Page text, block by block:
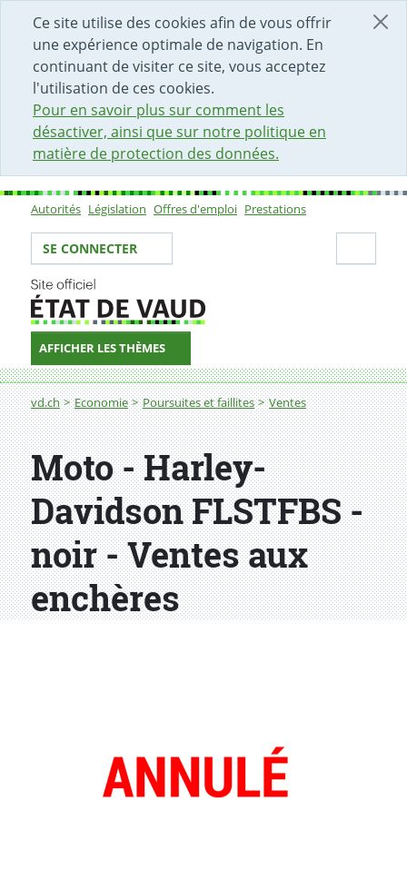
Ce site utilise des cookies afin de vous offrir
une expérience optimale de navigation. En
continuant de visiter ce site, vous acceptez
l'utilisation de ces cookies.
Pour en savoir plus sur comment les
désactiver, ainsi que sur notre politique en
matière de protection des données.
DÉBUT DU CONTENU DE LA PAGE
ACCÈS AU CHAMP DE RECHERCHE
PAGE D'ACCUEIL
FORMULAIRE DE CONTACT
Sous-navigation
Autorités Législation Offres d'emploi Prestations
Votre identité
SE CONNECTER
AFFICHER LES THÈMES
Fil d'Ariane
vd.ch Economie Poursuites et faillites Ventes
Moto - Harley-Davidson FLSTFBS - noir - Ventes aux
Moto - Harley-
Davidson FLSTFBS -
noir - Ventes aux
enchères